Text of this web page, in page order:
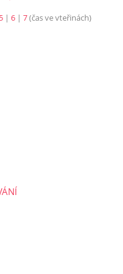
5 | 6 | 7(čas ve vteřinách)